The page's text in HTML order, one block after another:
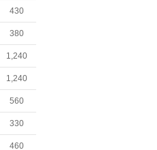
430
380
1,240
1,240
560
330
460